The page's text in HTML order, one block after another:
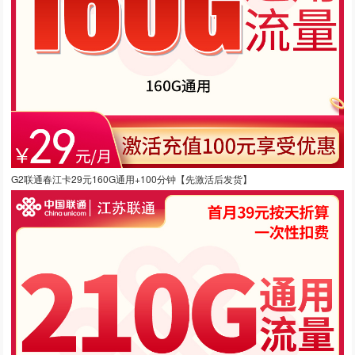
G2联通春江卡29元160G通用+100分钟【先激活后发货】